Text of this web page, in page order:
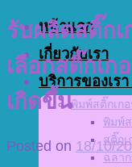
หน้าแรก
เกี่ยวกับเรา
บริการของเรา
พิมพ์สติ๊กเก
พิมพ์ส
สติ๊กเ
ฉลา
รับผลิตสติ๊กเ
เลือกสติ๊กเก
เกิดขึ้น
Posted on 18/10/